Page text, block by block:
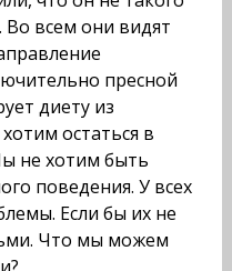
всем они видят
пресной
диету из
остаться в
не хотим быть
поведения. У всех
Если бы их не
Что мы можем